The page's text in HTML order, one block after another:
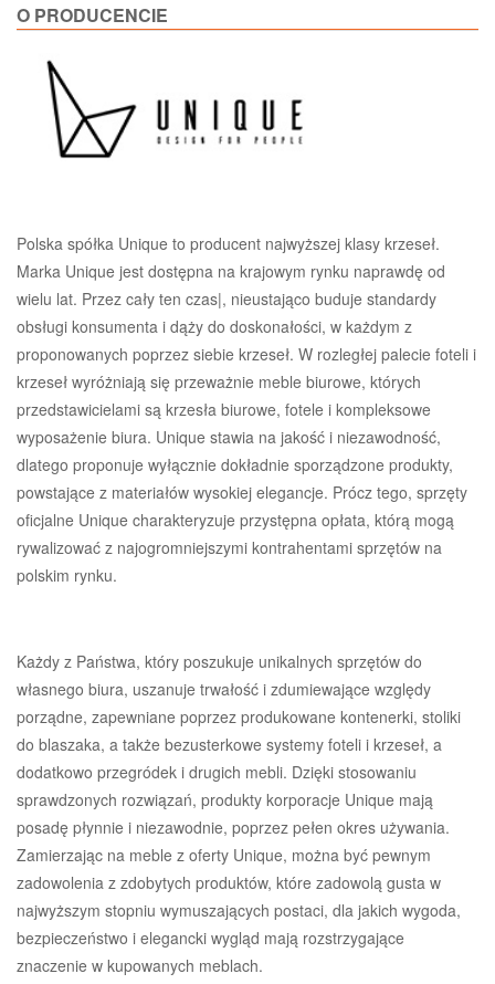
O PRODUCENCIE
Polska spółka Unique to producent najwyższej klasy krzeseł.
Marka Unique jest dostępna na krajowym rynku naprawdę od
wielu lat. Przez cały ten czas|, nieustająco buduje standardy
obsługi konsumenta i dąży do doskonałości, w każdym z
proponowanych poprzez siebie krzeseł. W rozległej palecie foteli i
krzeseł wyróżniają się przeważnie meble biurowe, których
przedstawicielami są krzesła biurowe, fotele i kompleksowe
wyposażenie biura. Unique stawia na jakość i niezawodność,
dlatego proponuje wyłącznie dokładnie sporządzone produkty,
powstające z materiałów wysokiej elegancje. Prócz tego, sprzęty
oficjalne Unique charakteryzuje przystępna opłata, którą mogą
rywalizować z najogromniejszymi kontrahentami sprzętów na
polskim rynku.
Każdy z Państwa, który poszukuje unikalnych sprzętów do
własnego biura, uszanuje trwałość i zdumiewające względy
porządne, zapewniane poprzez produkowane kontenerki, stoliki
do blaszaka, a także bezusterkowe systemy foteli i krzeseł, a
dodatkowo przegródek i drugich mebli. Dzięki stosowaniu
sprawdzonych rozwiązań, produkty korporacje Unique mają
posadę płynnie i niezawodnie, poprzez pełen okres używania.
Zamierzając na meble z oferty Unique, można być pewnym
zadowolenia z zdobytych produktów, które zadowolą gusta w
najwyższym stopniu wymuszających postaci, dla jakich wygoda,
bezpieczeństwo i elegancki wygląd mają rozstrzygające
znaczenie w kupowanych meblach.